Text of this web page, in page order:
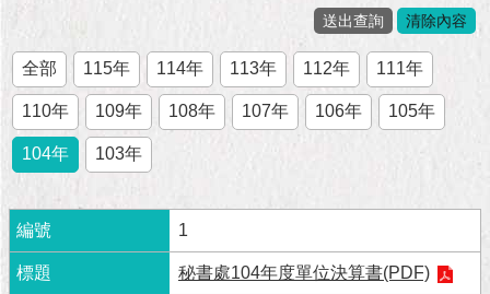
市
團
隊
市
政
公
施
政
全部 115年 114年 113年 112年 111年
110年 109年 108年 107年 106年 105年
104年 103年
1
秘書處104年度單位決算書(PDF)